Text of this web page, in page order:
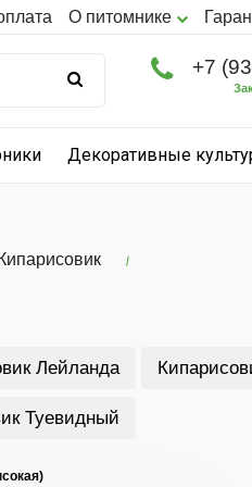
О питомнике
+7
Декоративные
Кипарисовик
Лейланда
Туевидный